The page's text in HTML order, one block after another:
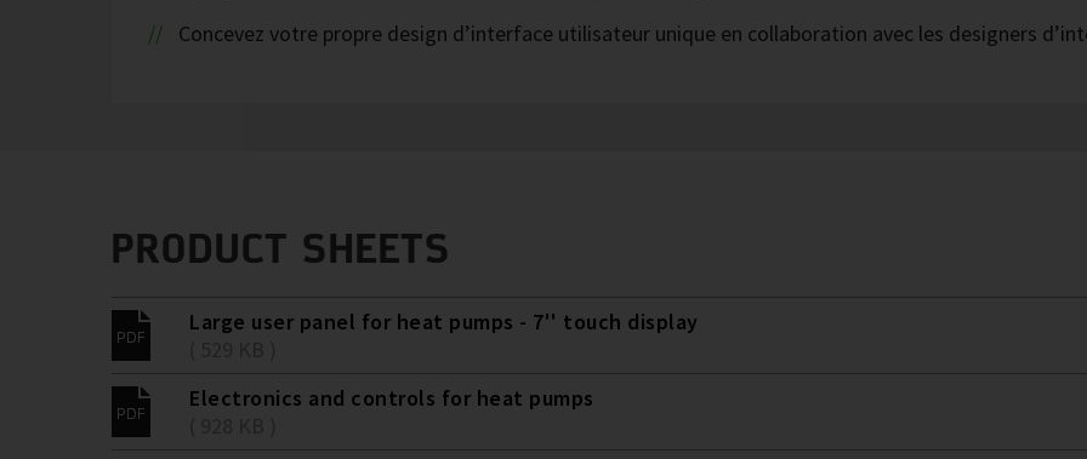
Concevez votre propre design d’interface utilisateur unique en collaboration avec les designers
PRODUCT SHEETS
Large user panel for heat pumps - 7'' touch display
Electronics and controls for heat pumps